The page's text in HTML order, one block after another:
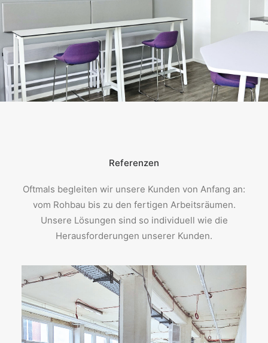
Referenzen
Oftmals begleiten wir unsere Kunden von Anfang an:
vom Rohbau bis zu den fertigen Arbeitsräumen.
Unsere Lösungen sind so individuell wie die
Herausforderungen unserer Kunden.